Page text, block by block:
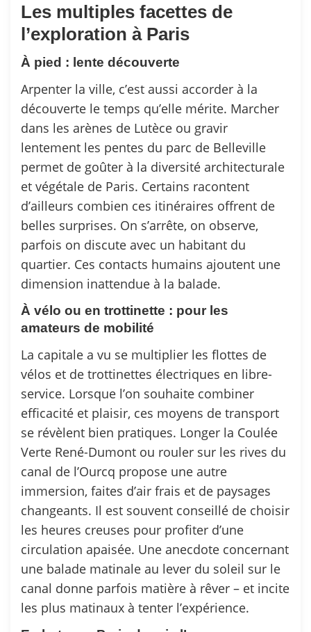
Les multiples facettes de
l’exploration à Paris
À pied : lente découverte
Arpenter la ville, c’est aussi accorder à la
découverte le temps qu’elle mérite. Marcher
dans les arènes de Lutèce ou gravir
lentement les pentes du parc de Belleville
permet de goûter à la diversité architecturale
et végétale de Paris. Certains racontent
d’ailleurs combien ces itinéraires offrent de
belles surprises. On s’arrête, on observe,
parfois on discute avec un habitant du
quartier. Ces contacts humains ajoutent une
dimension inattendue à la balade.
À vélo ou en trottinette : pour les
amateurs de mobilité
La capitale a vu se multiplier les flottes de
vélos et de trottinettes électriques en libre-
service. Lorsque l’on souhaite combiner
efficacité et plaisir, ces moyens de transport
se révèlent bien pratiques. Longer la Coulée
Verte René-Dumont ou rouler sur les rives du
canal de l’Ourcq propose une autre
immersion, faites d’air frais et de paysages
changeants. Il est souvent conseillé de choisir
les heures creuses pour profiter d’une
circulation apaisée. Une anecdote concernant
une balade matinale au lever du soleil sur le
canal donne parfois matière à rêver – et incite
les plus matinaux à tenter l’expérience.